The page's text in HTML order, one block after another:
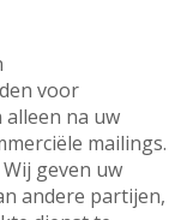
voor
na uw
mailings.
Wij geven uw
andere partijen,